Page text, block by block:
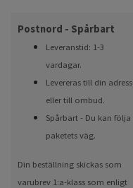
Postnord - Spårbart
Leveranstid: 1-3
vardagar.
Levereras till din adress
eller till ombud.
Spårbart - Du kan följa
paketets väg.
Din beställning skickas som
varubrev 1:a-klass som enligt